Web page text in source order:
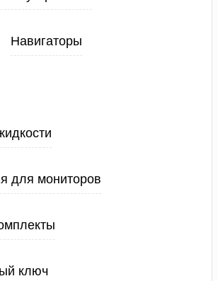
Навигаторы
для мониторов
ключ